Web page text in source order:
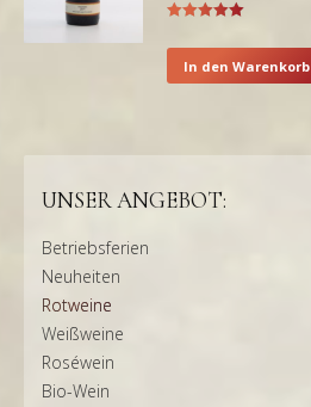
5.00von 5
In den Warenkorb
UNSER ANGEBOT:
Betriebsferien
Neuheiten
Rotweine
Weißweine
Roséwein
Bio-Wein